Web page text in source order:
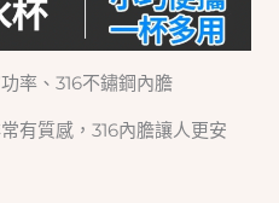
率、316不鏽鋼內膽
有質感，316內膽讓人更安